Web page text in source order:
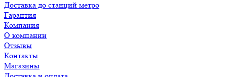
Доставка до станций метро
Гарантия
Компания
О компании
Отзывы
Контакты
Магазины